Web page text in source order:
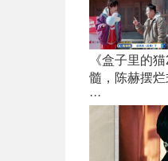
《盒子里的
髓，陈赫摆
···